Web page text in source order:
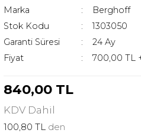
Marka
Berghoff
Stok Kodu
1303050
Garanti Süresi
24 Ay
Fiyat
700,00 TL
840,00 TL
KDV Dahil
100,80 TL den